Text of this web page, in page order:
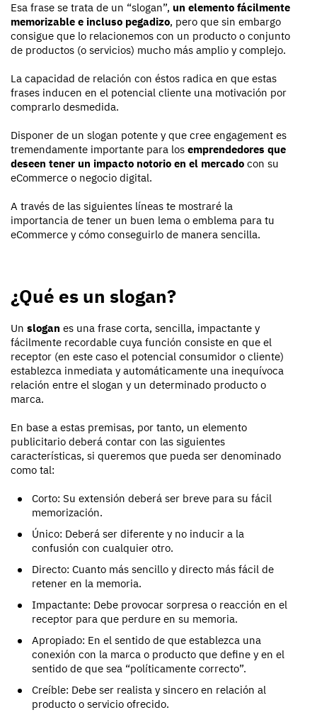
Esa frase se trata de un “slogan”, un elemento fácilmente
memorizable e incluso pegadizo, pero que sin embargo
consigue que lo relacionemos con un producto o conjunto
de productos (o servicios) mucho más amplio y complejo.
La capacidad de relación con éstos radica en que estas
frases inducen en el potencial cliente una motivación por
comprarlo desmedida.
Disponer de un slogan potente y que cree engagement es
tremendamente importante para los emprendedores que
deseen tener un impacto notorio en el mercado con su
eCommerce o negocio digital.
A través de las siguientes líneas te mostraré la
importancia de tener un buen lema o emblema para tu
eCommerce y cómo conseguirlo de manera sencilla.
¿Qué es un slogan?
Un slogan es una frase corta, sencilla, impactante y
fácilmente recordable cuya función consiste en que el
receptor (en este caso el potencial consumidor o cliente)
establezca inmediata y automáticamente una inequívoca
relación entre el slogan y un determinado producto o
marca.
En base a estas premisas, por tanto, un elemento
publicitario deberá contar con las siguientes
características, si queremos que pueda ser denominado
como tal:
Corto: Su extensión deberá ser breve para su fácil
memorización.
Único: Deberá ser diferente y no inducir a la
confusión con cualquier otro.
Directo: Cuanto más sencillo y directo más fácil de
retener en la memoria.
Impactante: Debe provocar sorpresa o reacción en el
receptor para que perdure en su memoria.
Apropiado: En el sentido de que establezca una
conexión con la marca o producto que define y en el
sentido de que sea “políticamente correcto”.
Creíble: Debe ser realista y sincero en relación al
producto o servicio ofrecido.